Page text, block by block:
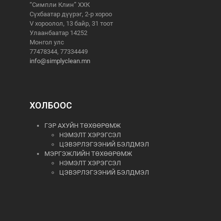
“Симпли Клин” ХХК
Сүхбаатар дүүрэг, 2-р хороо
V хороолол, 13 байр, 31 тоот
Улаанбаатар 14252
Монгол улс
77478344, 77334449
info@simplyclean.mn
ХОЛБООС
ГЭР АХУЙН ТӨХӨӨРӨМЖ
НЭМЭЛТ ХЭРЭГСЭЛ
ЦЭВЭРЛЭГЭЭНИЙ БЭЛДМЭЛ
МЭРГЭЖЛИЙН ТӨХӨӨРӨМЖ
НЭМЭЛТ ХЭРЭГСЭЛ
ЦЭВЭРЛЭГЭЭНИЙ БЭЛДМЭЛ